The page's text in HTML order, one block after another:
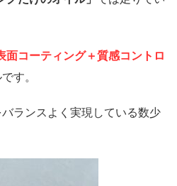
面コーティング＋質感コントロ
す。
ランスよく実現している数少